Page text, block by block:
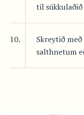
til
10.
Skreytið
salthnetum